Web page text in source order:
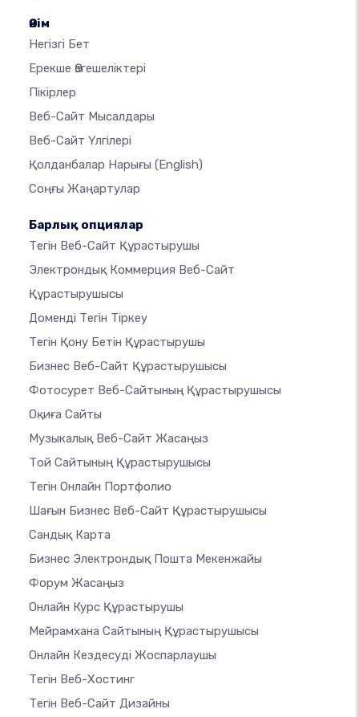
Өнім
Негізгі Бет
Ерекше Өзгешеліктері
Пікірлер
Веб-Сайт Мысалдары
Веб-Сайт Үлгілері
Қолданбалар Нарығы (English)
Соңғы Жаңартулар
Барлық опциялар
Тегін Веб-Сайт Құрастырушы
Электрондық Коммерция Веб-Сайт
Құрастырушысы
Доменді Тегін Тіркеу
Тегін Қону Бетін Құрастырушы
Бизнес Веб-Сайт Құрастырушысы
Фотосурет Веб-Сайтының Құрастырушысы
Оқиға Сайты
Музыкалық Веб-Сайт Жасаңыз
Той Сайтының Құрастырушысы
Тегін Онлайн Портфолио
Шағын Бизнес Веб-Сайт Құрастырушысы
Сандық Карта
Бизнес Электрондық Пошта Мекенжайы
Форум Жасаңыз
Онлайн Курс Құрастырушы
Мейрамхана Сайтының Құрастырушысы
Онлайн Кездесуді Жоспарлаушы
Тегін Веб-Хостинг
Тегін Веб-Сайт Дизайны